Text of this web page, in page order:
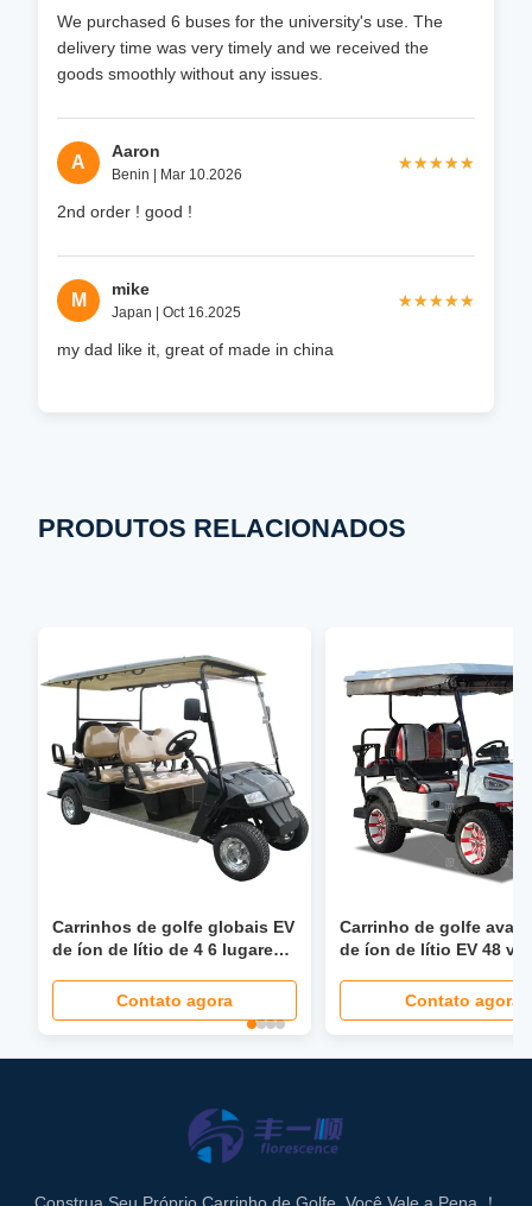
We purchased 6 buses for the university's use. The
delivery time was very timely and we received the
goods smoothly without any issues.
A
Aaron
Benin | Mar 10.2026
★★★★★
★★★★★
2nd order ! good !
M
mike
Japan | Oct 16.2025
★★★★★
★★★★★
my dad like it, great of made in china
PRODUTOS RELACIONADOS
Carrinhos de golfe globais EV
de íon de lítio de 4 6 lugares
mph, assento dobrável, farol
LCD, tela LED
Contato agora
Carrinho de golfe
de íon de lítio EV 48
personalizadoContato agora
Construa Seu Próprio Carrinho de Golfe, Você Vale a Pena ！